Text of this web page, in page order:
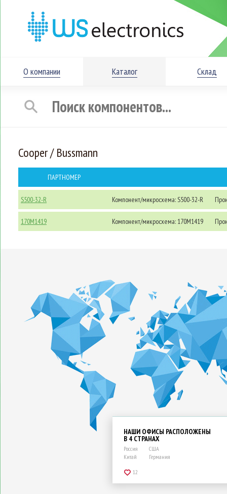
О компании Каталог Склад
Cooper / Bussmann
ПАРТНОМЕР
S500-32-R Компонент/микросхема: S500-32-R
170M1419 Компонент/микросхема: 170M1419
НАШИ ОФИСЫ РАСПОЛОЖЕНЫ
В 4 СТРАНАХ
Россия
Китай
США
Германия
12